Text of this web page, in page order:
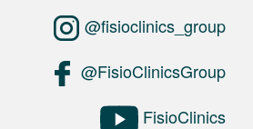
@fisioclinics_group
@FisioClinicsGroup
FisioClinics